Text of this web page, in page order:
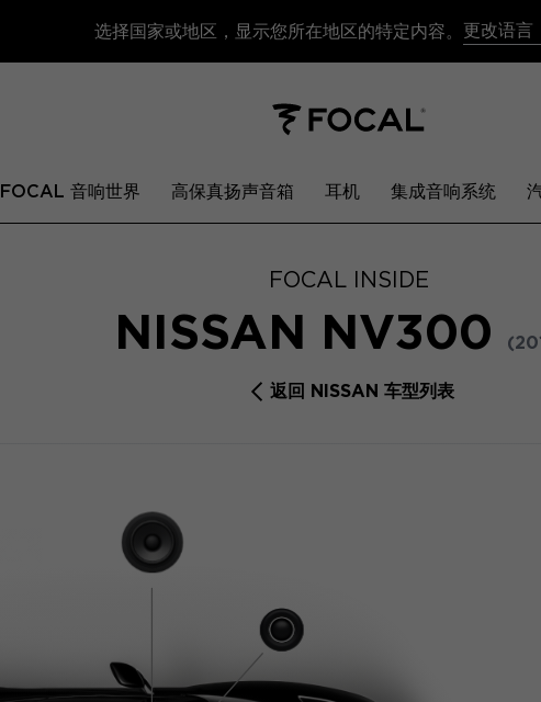
选择国家或地区，显示您所在地区的特定内容。 更改语言
FOCAL 音响世界 高保真扬声音箱 耳机 集成音响系统
FOCAL INSIDE
NISSAN NV300
返回 NISSAN 车型列表